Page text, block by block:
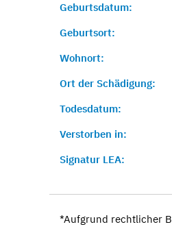
Geburtsdatum:
Geburtsort:
Wohnort:
Ort der Schädigung:
Todesdatum:
Verstorben in:
Signatur LEA:
*Aufgrund rechtlicher